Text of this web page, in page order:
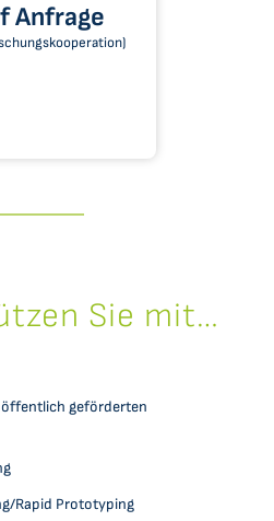
Anfrage
Sie mit…
geförderten
Rapid Prototyping